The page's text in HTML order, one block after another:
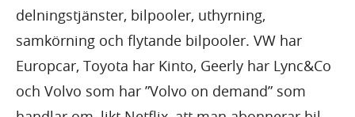
delningstjänster, bilpooler, uthyrning,
samkörning och flytande bilpooler. VW har
Europcar, Toyota har Kinto, Geerly har Lync&Co
och Volvo som har ”Volvo on demand” som